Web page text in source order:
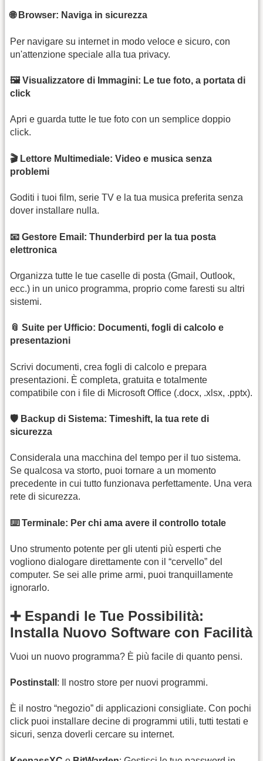
🌐 Browser: Naviga in sicurezza
Per navigare su internet in modo veloce e sicuro, con
un'attenzione speciale alla tua privacy.
🖼️ Visualizzatore di Immagini: Le tue foto, a portata di
click
Apri e guarda tutte le tue foto con un semplice doppio
click.
🎬 Lettore Multimediale: Video e musica senza
problemi
Goditi i tuoi film, serie TV e la tua musica preferita senza
dover installare nulla.
📧 Gestore Email: Thunderbird per la tua posta
elettronica
Organizza tutte le tue caselle di posta (Gmail, Outlook,
ecc.) in un unico programma, proprio come faresti su altri
sistemi.
📎 Suite per Ufficio: Documenti, fogli di calcolo e
presentazioni
Scrivi documenti, crea fogli di calcolo e prepara
presentazioni. È completa, gratuita e totalmente
compatibile con i file di Microsoft Office (.docx, .xlsx, .pptx).
🛡️ Backup di Sistema: Timeshift, la tua rete di
sicurezza
Considerala una macchina del tempo per il tuo sistema.
Se qualcosa va storto, puoi tornare a un momento
precedente in cui tutto funzionava perfettamente. Una vera
rete di sicurezza.
⌨️ Terminale: Per chi ama avere il controllo totale
Uno strumento potente per gli utenti più esperti che
vogliono dialogare direttamente con il “cervello” del
computer. Se sei alle prime armi, puoi tranquillamente
ignorarlo.
➕ Espandi le Tue Possibilità:
Installa Nuovo Software con Facilità
Vuoi un nuovo programma? È più facile di quanto pensi.
Postinstall : Il nostro store per nuovi programmi.
È il nostro “negozio” di applicazioni consigliate. Con pochi
click puoi installare decine di programmi utili, tutti testati e
sicuri, senza doverli cercare su internet.